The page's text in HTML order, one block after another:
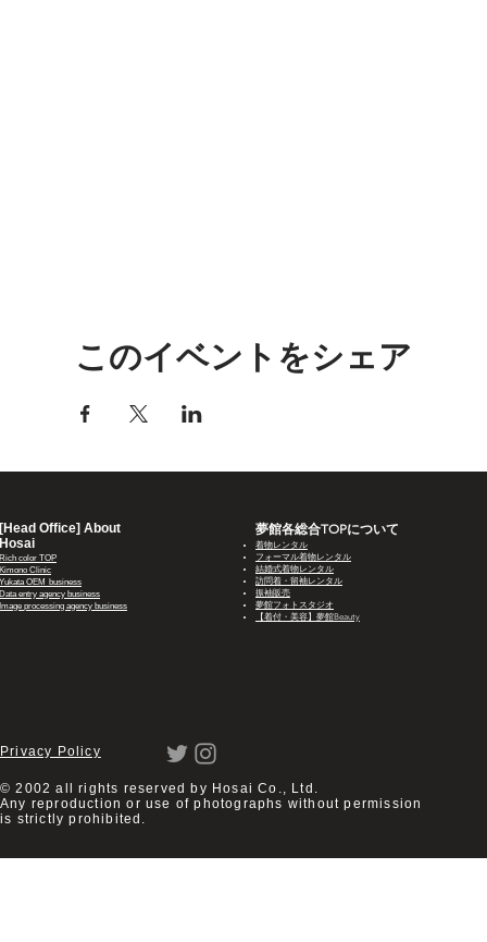
このイベントをシェア
[Head Office] About
Hosai
Rich color TOP
Kimono Clinic
Yukata OEM business
Data entry agency business
Image processing agency business
​​夢館各総合TOPについて
着物レンタル
フォーマル着物レンタル
結婚式着物レンタル
訪問着・留袖レンタル
振袖販売
夢館フォトスタジオ
【着付・美容】夢館Beauty
Privacy Policy
© 2002 all rights reserved by Hosai Co., Ltd.
Any reproduction or use of photographs without permission
is strictly prohibited.